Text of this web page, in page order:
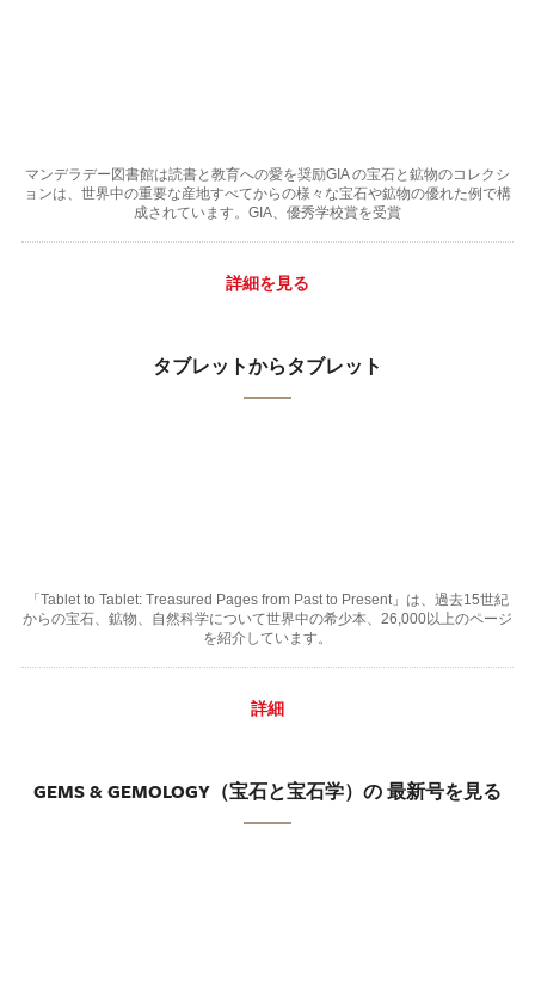
マンデラデー図書館は読書と教育への愛を奨励GIA の宝石と鉱物のコレクシ
ョンは、世界中の重要な産地すべてからの様々な宝石や鉱物の優れた例で構
成されています。GIA、優秀学校賞を受賞
詳細を見る
タブレットからタブレット
「Tablet to Tablet: Treasured Pages from Past to Present」は、過去15世紀
からの宝石、鉱物、自然科学について世界中の希少本、26,000以上のページ
を紹介しています。
詳細
GEMS & GEMOLOGY（宝石と宝石学）の 最新号を見る